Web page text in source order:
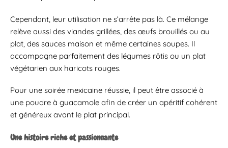
Cependant, leur utilisation ne s’arrête pas là. Ce mélange
relève aussi des viandes grillées, des œufs brouillés ou au
plat, des sauces maison et même certaines soupes. Il
accompagne parfaitement des légumes rôtis ou un plat
végétarien aux haricots rouges.
Pour une soirée mexicaine réussie, il peut être associé à
une poudre à guacamole afin de créer un apéritif cohérent
et généreux avant le plat principal.
Une histoire riche et passionnante